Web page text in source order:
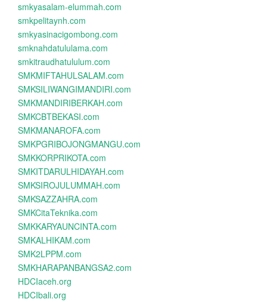
smkyasalam-elummah.com
smkpelitaynh.com
smkyasinacigombong.com
smknahdatululama.com
smkitraudhatululum.com
SMKMIFTAHULSALAM.com
SMKSILIWANGIMANDIRI.com
SMKMANDIRIBERKAH.com
SMKCBTBEKASI.com
SMKMANAROFA.com
SMKPGRIBOJONGMANGU.com
SMKKORPRIKOTA.com
SMKITDARULHIDAYAH.com
SMKSIROJULUMMAH.com
SMKSAZZAHRA.com
SMKCitaTeknika.com
SMKKARYAUNCINTA.com
SMKALHIKAM.com
SMK2LPPM.com
SMKHARAPANBANGSA2.com
HDCIaceh.org
HDCIbali.org